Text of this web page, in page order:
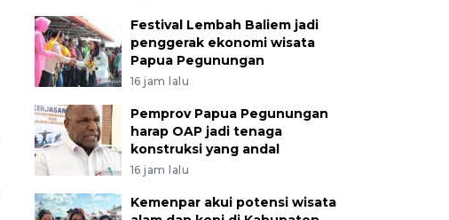
Festival Lembah Baliem jadi
penggerak ekonomi wisata
Papua Pegunungan
16 jam lalu
Pemprov Papua Pegunungan
harap OAP jadi tenaga
konstruksi yang andal
16 jam lalu
Kemenpar akui potensi wisata